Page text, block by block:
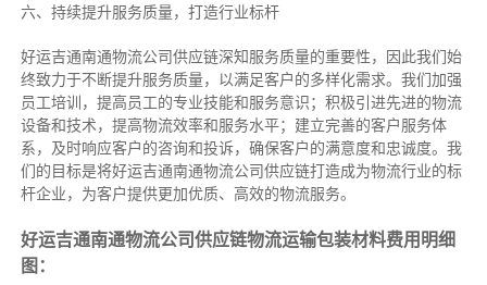
六、持续提升服务质量，打造行业标杆
好运吉通南通物流公司供应链深知服务质量的重要性，因此我们始
终致力于不断提升服务质量，以满足客户的多样化需求。我们加强
员工培训，提高员工的专业技能和服务意识；积极引进先进的物流
设备和技术，提高物流效率和服务水平；建立完善的客户服务体
系，及时响应客户的咨询和投诉，确保客户的满意度和忠诚度。我
们的目标是将好运吉通南通物流公司供应链打造成为物流行业的标
杆企业，为客户提供更加优质、高效的物流服务。
好运吉通南通物流公司供应链物流运输包装材料费用明细
图：